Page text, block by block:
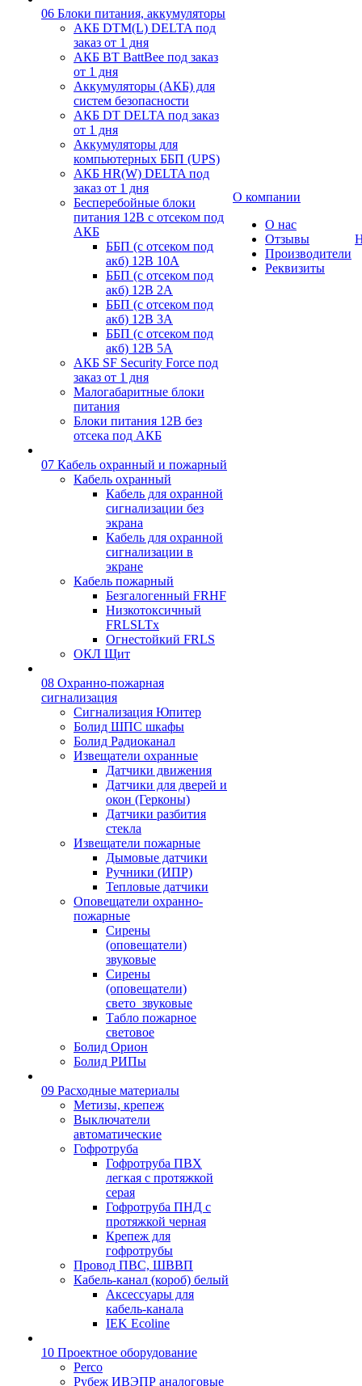
06 Блоки питания, аккумуляторы
АКБ DTM(L) DELTA под
заказ от 1 дня
АКБ BT BattBee под заказ
от 1 дня
Аккумуляторы (АКБ) для
систем безопасности
АКБ DT DELTA под заказ
от 1 дня
Аккумуляторы для
компьютерных ББП (UPS)
АКБ HR(W) DELTA под
заказ от 1 дня
Бесперебойные блоки
питания 12В с отсеком под
АКБ
ББП (с отсеком под
акб) 12В 10А
ББП (с отсеком под
акб) 12В 2А
ББП (с отсеком под
акб) 12В 3А
ББП (с отсеком под
акб) 12В 5А
АКБ SF Security Force под
заказ от 1 дня
Малогабаритные блоки
питания
Блоки питания 12В без
отсека под АКБ
07 Кабель охранный и пожарный
Кабель охранный
Кабель для охранной
сигнализации без
экрана
Кабель для охранной
сигнализации в
экране
Кабель пожарный
Безгалогенный FRHF
Низкотоксичный
FRLSLTx
Огнестойкий FRLS
ОКЛ Щит
08 Охранно-пожарная
сигнализация
Сигнализация Юпитер
Болид ШПС шкафы
Болид Радиоканал
Извещатели охранные
Датчики движения
Датчики для дверей и
окон (Герконы)
Датчики разбития
стекла
Извещатели пожарные
Дымовые датчики
Ручники (ИПР)
Тепловые датчики
Оповещатели охранно-
пожарные
Сирены
(оповещатели)
звуковые
Сирены
(оповещатели)
свето_звуковые
Табло пожарное
световое
Болид Орион
Болид РИПы
09 Расходные материалы
Метизы, крепеж
Выключатели
автоматические
Гофротруба
Гофротруба ПВХ
легкая с протяжкой
серая
Гофротруба ПНД с
протяжкой черная
Крепеж для
гофротрубы
Провод ПВС, ШВВП
Кабель-канал (короб) белый
Аксессуары для
кабель-канала
IEK Ecoline
10 Проектное оборудование
Perco
Рубеж ИВЭПР аналоговые
О компании
О нас
Отзывы
Производители
Реквизиты